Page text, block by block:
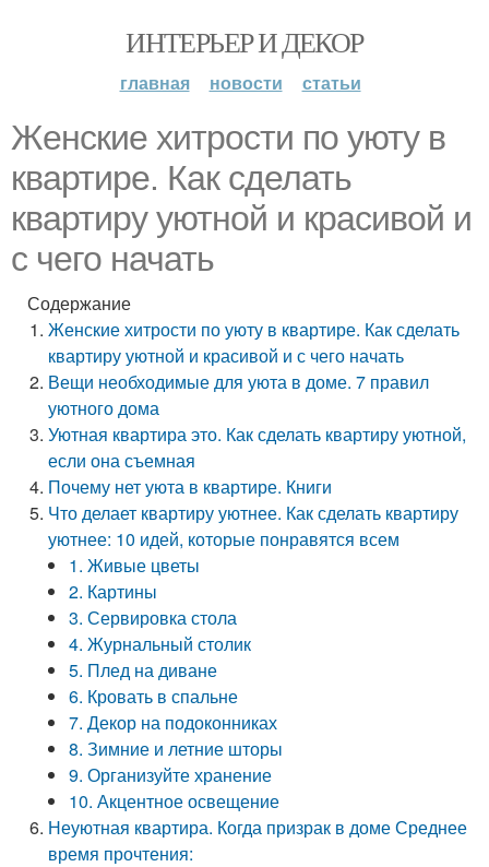
ИНТЕРЬЕР И ДЕКОР
главная новости статьи
Женские хитрости по уюту в
квартире. Как сделать
квартиру уютной и красивой и
с чего начать
Содержание
Женские хитрости по уюту в квартире. Как сделать
квартиру уютной и красивой и с чего начать
Вещи необходимые для уюта в доме. 7 правил
уютного дома
Уютная квартира это. Как сделать квартиру уютной,
если она съемная
Почему нет уюта в квартире. Книги
Что делает квартиру уютнее. Как сделать квартиру
уютнее: 10 идей, которые понравятся всем
1. Живые цветы
2. Картины
3. Сервировка стола
4. Журнальный столик
5. Плед на диване
6. Кровать в спальне
7. Декор на подоконниках
8. Зимние и летние шторы
9. Организуйте хранение
10. Акцентное освещение
Неуютная квартира. Когда призрак в доме Среднее
время прочтения: